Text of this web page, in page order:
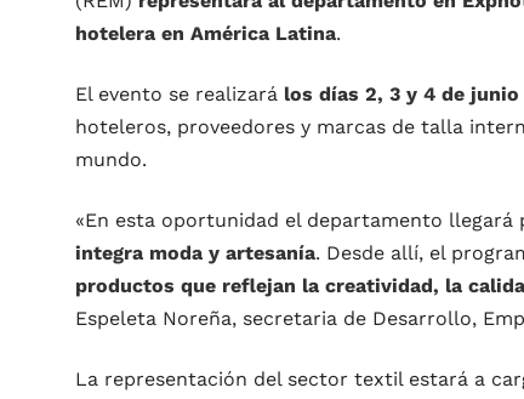
hotelera en América Latina.
El evento se realizará los días 2, 3 y 4 de
hoteleros, proveedores y marcas de talla
mundo.
«En esta oportunidad el departamento
integra moda y artesanía. Desde allí, el
productos que reflejan la creatividad, la
Espeleta Noreña, secretaria de Desarrollo,
La representación del sector textil estará a